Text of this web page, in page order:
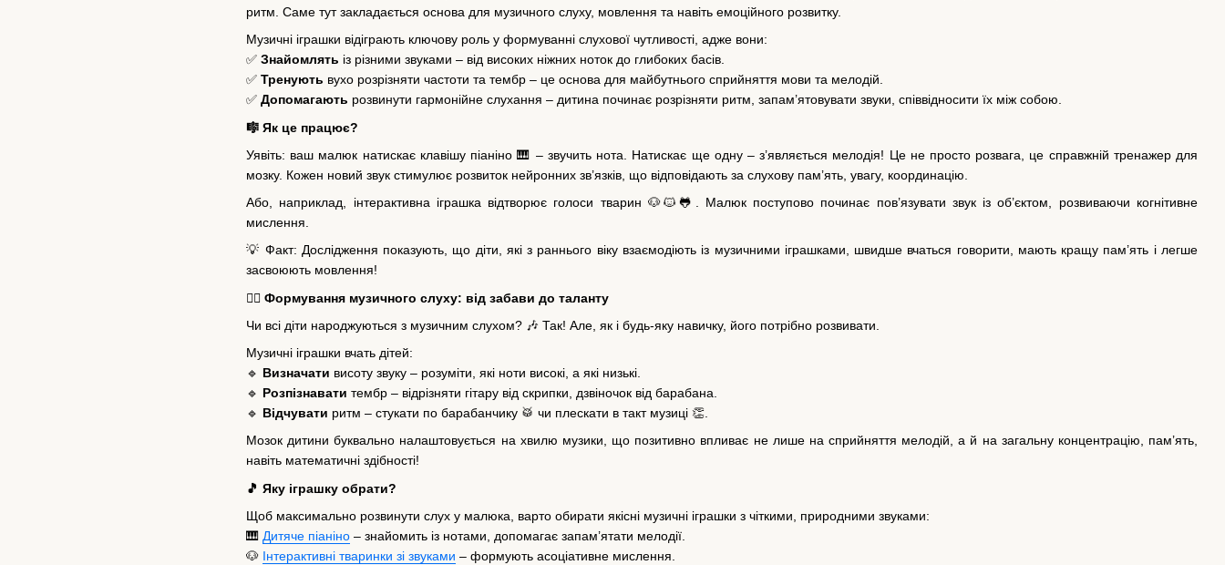
ритм. Саме тут закладається основа для музичного слуху, мовлення та навіть емоційного розвитку.
Музичні іграшки відіграють ключову роль у формуванні слухової чутливості, адже вони:
✅ Знайомлять із різними звуками – від високих ніжних ноток до глибоких басів.
✅ Тренують вухо розрізняти частоти та тембр – це основа для майбутнього сприйняття мови та мелодій.
✅ Допомагають розвинути гармонійне слухання – дитина починає розрізняти ритм, запам’ятовувати звуки, співвідносити їх між собою.
🎼 Як це працює?
Уявіть: ваш малюк натискає клавішу піаніно 🎹 – звучить нота. Натискає ще одну – з’являється мелодія! Це не просто розвага, це справжній тренажер для
мозку. Кожен новий звук стимулює розвиток нейронних зв’язків, що відповідають за слухову пам’ять, увагу, координацію.
Або, наприклад, інтерактивна іграшка відтворює голоси тварин 🐶🐱🐸. Малюк поступово починає пов’язувати звук із об’єктом, розвиваючи когнітивне
мислення.
💡 Факт: Дослідження показують, що діти, які з раннього віку взаємодіють із музичними іграшками, швидше вчаться говорити, мають кращу пам’ять і легше
засвоюють мовлення!
🧏‍♂️ Формування музичного слуху: від забави до таланту
Чи всі діти народжуються з музичним слухом? 🎶 Так! Але, як і будь-яку навичку, його потрібно розвивати.
Музичні іграшки вчать дітей:
🔹 Визначати висоту звуку – розуміти, які ноти високі, а які низькі.
🔹 Розпізнавати тембр – відрізняти гітару від скрипки, дзвіночок від барабана.
🔹 Відчувати ритм – стукати по барабанчику 🥁 чи плескати в такт музиці 👏.
Мозок дитини буквально налаштовується на хвилю музики, що позитивно впливає не лише на сприйняття мелодій, а й на загальну концентрацію, пам’ять,
навіть математичні здібності!
🎵 Яку іграшку обрати?
Щоб максимально розвинути слух у малюка, варто обирати якісні музичні іграшки з чіткими, природними звуками:
🎹 Дитяче піаніно – знайомить із нотами, допомагає запам’ятати мелодії.
🐶 Інтерактивні тваринки зі звуками – формують асоціативне мислення.